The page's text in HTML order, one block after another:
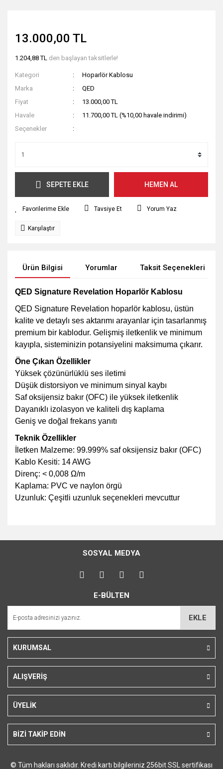
13.000,00 TL
1.204,88 TL den başlayan taksitlerle!
Kategori
Hoparlör Kablosu
Marka
QED
Fiyat
13.000,00 TL
Havale
11.700,00 TL (%10,00 havale indirimi)
Seçenekler
SEPETE EKLE HEMEN AL
Tavsiye Et Yorum Yaz
Karşılaştır
Ürün Bilgisi Yorumlar Taksit Seçenekleri
QED Signature Revelation Hoparlör Kablosu
QED Signature Revelation hoparlör kablosu, üstün
kalite ve detaylı ses aktarımı arayanlar için tasarlanmış
premium bir kablodur. Gelişmiş iletkenlik ve minimum
kayıpla, sisteminizin potansiyelini maksimuma çıkarır.
Öne Çıkan Özellikler
Yüksek çözünürlüklü ses iletimi
Düşük distorsiyon ve minimum sinyal kaybı
Saf oksijensiz bakır (OFC) ile yüksek iletkenlik
Dayanıklı izolasyon ve kaliteli dış kaplama
Geniş ve doğal frekans yanıtı
Teknik Özellikler
İletken Malzeme: 99.999% saf oksijensiz bakır (OFC)
Kablo Kesiti: 14 AWG
Direnç: < 0,008 Ω/m
Kaplama: PVC ve naylon örgü
Uzunluk: Çeşitli uzunluk seçenekleri mevcuttur
konularda yetersiz gördüğünüz noktaları öneri formunu
kullanarak tarafımıza iletebilirsiniz.
Görüş ve önerileriniz için teşekkür ederiz.
Ürün açıklamasında eksik bilgiler bulunuyor.
Bu ürüne benzer farklı alternatifler olmalı.
SOSYAL MEDYA
E-BÜLTEN
EKLE
KURUMSAL
ALIŞVERİŞ
ÜYELİK
BİZİ TAKİP EDİN
© Tüm hakları saklıdır. Kredi kartı bilgileriniz 256bit SSL sertifikası